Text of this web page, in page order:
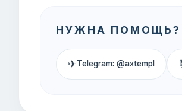
НУЖНА ПОМОЩЬ?
✈Telegram: @axtempl